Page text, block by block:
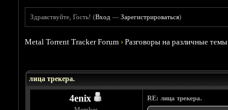
Здравствуйте, Гость! (Вход —Зарегистрироваться)
Metal Torrent Tracker Forum ›Разговоры на различные темы
лица трекера.
4enix RE: лица трекера.